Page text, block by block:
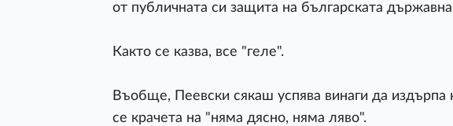
от публичната си защита на българската държавна
Както се казва, все "геле".
Въобще, Пеевски сякаш успява винаги да
се крачета на "няма дясно, няма ляво".